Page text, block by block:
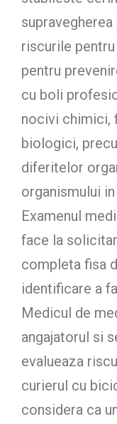
riscurile
pentru
cu boli
nocivi chimici,
biologici,
diferitelor
organismului
Examenul
face la
completa fisa
identificare a
Medicul de
angajatorul si
evalueaza
curierul cu
considera ca